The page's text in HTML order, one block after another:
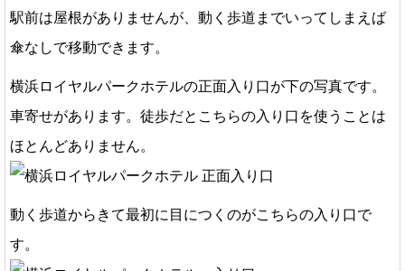
駅前は屋根がありませんが、動く歩道までいってしまえば
傘なしで移動できます。
横浜ロイヤルパークホテルの正面入り口が下の写真です。
車寄せがあります。徒歩だとこちらの入り口を使うことは
ほとんどありません。
動く歩道からきて最初に目につくのがこちらの入り口で
す。